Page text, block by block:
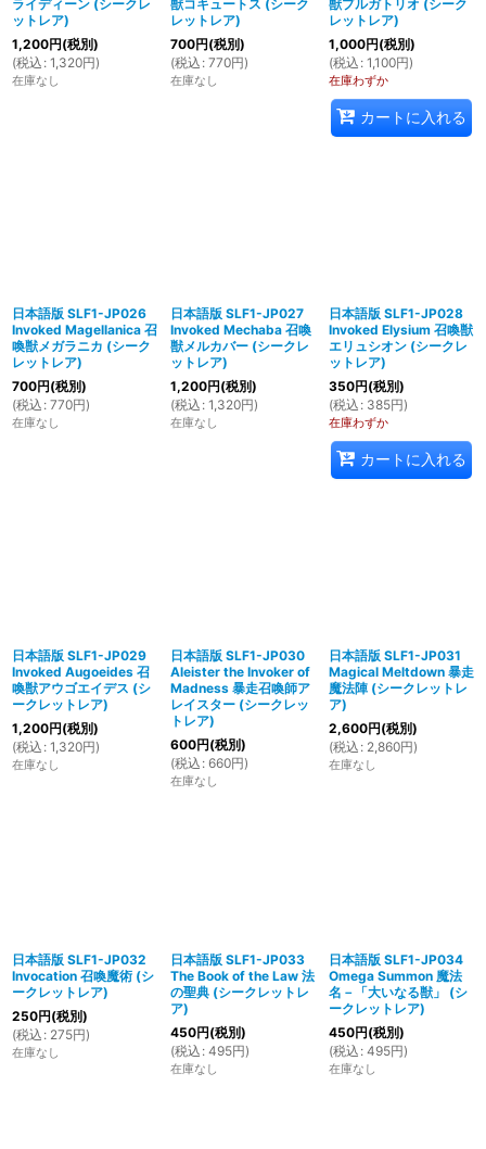
ライディーン (シークレ
ットレア)
1,200円(税別)
(税込 : 1,320円)
在庫なし
獣コキュートス (シーク
レットレア)
700円(税別)
(税込 : 770円)
在庫なし
獣プルガトリオ (シーク
レットレア)
1,000円(税別)
(税込 : 1,100円)
在庫わずか
カートに入れる
日本語版 SLF1-JP026
Invoked Magellanica 召
喚獣メガラニカ (シーク
レットレア)
700円(税別)
(税込 : 770円)
在庫なし
日本語版 SLF1-JP027
Invoked Mechaba 召喚
獣メルカバー (シークレ
ットレア)
1,200円(税別)
(税込 : 1,320円)
在庫なし
日本語版 SLF1-JP028
Invoked Elysium 召喚獣
エリュシオン (シークレ
ットレア)
350円(税別)
(税込 : 385円)
在庫わずか
カートに入れる
日本語版 SLF1-JP029
Invoked Augoeides 召
喚獣アウゴエイデス (シ
ークレットレア)
1,200円(税別)
(税込 : 1,320円)
在庫なし
日本語版 SLF1-JP030
Aleister the Invoker of
Madness 暴走召喚師ア
レイスター (シークレッ
トレア)
600円(税別)
(税込 : 660円)
在庫なし
日本語版 SLF1-JP031
Magical Meltdown 暴走
魔法陣 (シークレットレ
ア)
2,600円(税別)
(税込 : 2,860円)
在庫なし
日本語版 SLF1-JP032
Invocation 召喚魔術 (シ
ークレットレア)
250円(税別)
(税込 : 275円)
在庫なし
日本語版 SLF1-JP033
The Book of the Law 法
の聖典 (シークレットレ
ア)
450円(税別)
(税込 : 495円)
在庫なし
日本語版 SLF1-JP034
Omega Summon 魔法
名－「大いなる獣」 (シ
ークレットレア)
450円(税別)
(税込 : 495円)
在庫なし